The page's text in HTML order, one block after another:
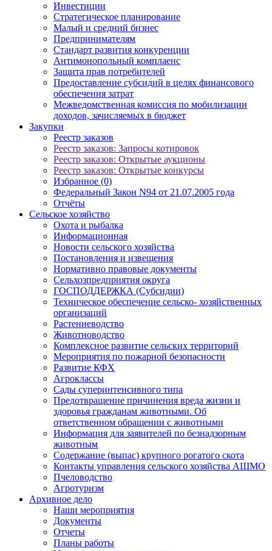
Инвестиции
Стратегическое планирование
Малый и средний бизнес
Предпринимателям
Стандарт развития конкуренции
Антимонопольный комплаенс
Защита прав потребителей
Предоставление субсидий в целях финансового
обеспечения затрат
Межведомственная комиссия по мобилизации
доходов, зачисляемых в бюджет
Закупки
Реестр заказов
Реестр заказов: Запросы котировок
Реестр заказов: Открытые аукционы
Реестр заказов: Открытые конкурсы
Избранное (0)
Федеральный Закон N94 от 21.07.2005 года
Отчёты
Сельское хозяйство
Охота и рыбалка
Информационная
Новости сельского хозяйства
Постановления и извещения
Нормативно правовые документы
Сельхозпредприятия округа
ГОСПОДДЕРЖКА (Субсидии)
Техническое обеспечение сельско- хозяйственных
организаций
Растениеводство
Животноводство
Комплексное развитие сельских территорий
Мероприятия по пожарной безопасности
Развитие КФХ
Агроклассы
Сады суперинтенсивного типа
Предотвращение причинения вреда жизни и
здоровья гражданам животными. Об
ответственном обращении с животными
Информация для заявителей по безнадзорным
животным
Содержание (выпас) крупного рогатого скота
Контакты управления сельского хозяйства АШМО
Пчеловодство
Агротуризм
Архивное дело
Наши мероприятия
Документы
Отчеты
Планы работы